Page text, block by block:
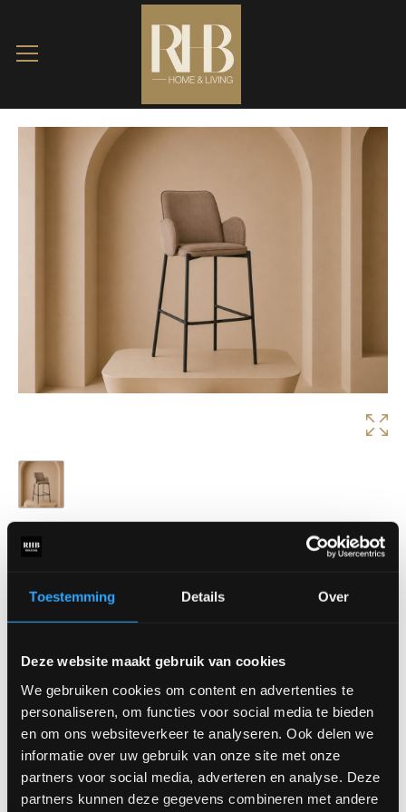
Toestemming Details Over
Deze website maakt gebruik van cookies
We gebruiken cookies om content en advertenties te
personaliseren, om functies voor social media te bieden
en om ons websiteverkeer te analyseren. Ook delen we
informatie over uw gebruik van onze site met onze
partners voor social media, adverteren en analyse. Deze
partners kunnen deze gegevens combineren met andere
Barstoel Joni
armleuningen en een slank metalen frame. Perfect voor aan een
Breedte: 51 cm
Diepte: 53 cm
Rughoogte: 107 cm
Zithoogte: 78 cm
Verkrijgbaar in diverse stoffen.
Prijs is vanaf €159,-